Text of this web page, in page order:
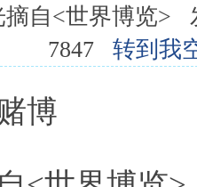
摘自<世界博览>
7847 转到我
博